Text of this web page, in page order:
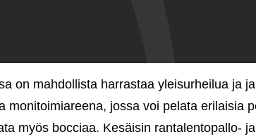
on mahdollista harrastaa yleisurheilua ja
monitoimiareena, jossa voi pelata erilaisia
myös bocciaa. Kesäisin rantalentopallo-